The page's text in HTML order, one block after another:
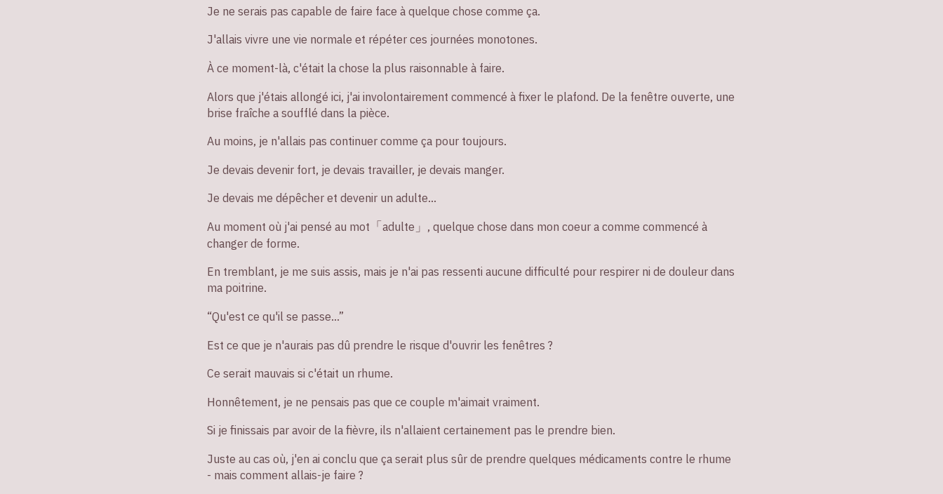
Je ne serais pas capable de faire face à quelque chose comme ça.
J'allais vivre une vie normale et répéter ces journées monotones.
À ce moment-là, c'était la chose la plus raisonnable à faire.
Alors que j'étais allongé ici, j'ai involontairement commencé à fixer le plafond. De la fenêtre ouverte, une
brise fraîche a soufflé dans la pièce.
Au moins, je n'allais pas continuer comme ça pour toujours.
Je devais devenir fort, je devais travailler, je devais manger.
Je devais me dépêcher et devenir un adulte...
Au moment où j'ai pensé au mot「adulte」, quelque chose dans mon coeur a comme commencé à
changer de forme.
En tremblant, je me suis assis, mais je n'ai pas ressenti aucune difficulté pour respirer ni de douleur dans
ma poitrine.
“Qu'est ce qu'il se passe…”
Est ce que je n'aurais pas dû prendre le risque d'ouvrir les fenêtres ?
Ce serait mauvais si c'était un rhume.
Honnêtement, je ne pensais pas que ce couple m'aimait vraiment.
Si je finissais par avoir de la fièvre, ils n'allaient certainement pas le prendre bien.
Juste au cas où, j'en ai conclu que ça serait plus sûr de prendre quelques médicaments contre le rhume
- mais comment allais-je faire ?